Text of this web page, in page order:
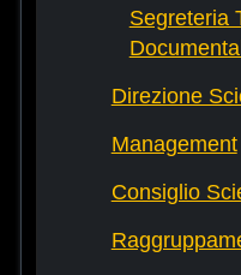
Segreteria
Direzione
Management
Consiglio